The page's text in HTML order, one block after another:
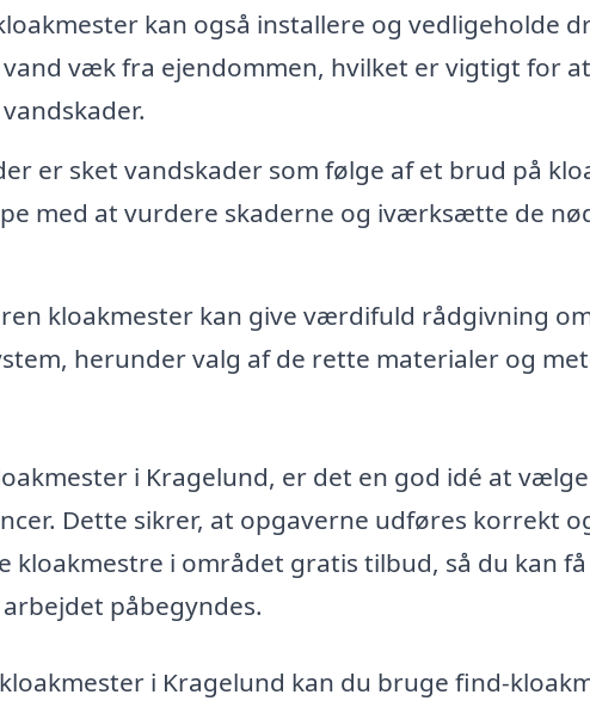
kan også installere og vedligeholde
væk fra ejendommen, hvilket er vigtigt for
er sket vandskader som følge af et brud på
med at vurdere skaderne og iværksætte de
kloakmester kan give værdifuld rådgivning
herunder valg af de rette materialer og
i Kragelund, er det en god idé at
Dette sikrer, at opgaverne udføres korrekt
kloakmestre i området gratis tilbud, så du kan
påbegyndes.
i Kragelund kan du bruge find-